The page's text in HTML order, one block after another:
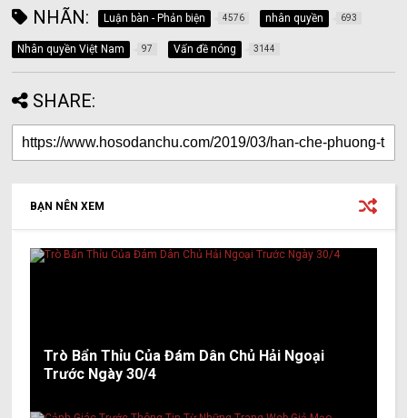
NHÃN: Luận bàn - Phản biện 4576 nhân quyền 693
Nhân quyền Việt Nam 97 Vấn đề nóng 3144
SHARE:
BẠN NÊN XEM
Trò Bẩn Thỉu Của Đám Dân Chủ Hải Ngoại
Trước Ngày 30/4